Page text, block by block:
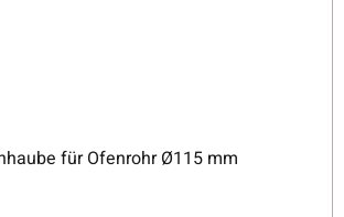
für Ofenrohr Ø115 mm